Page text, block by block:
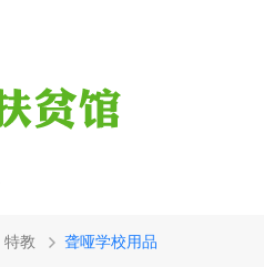
特教 聋哑学校用品